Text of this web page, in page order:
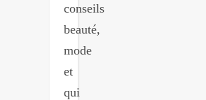
conseils
beauté,
mode
et
qui